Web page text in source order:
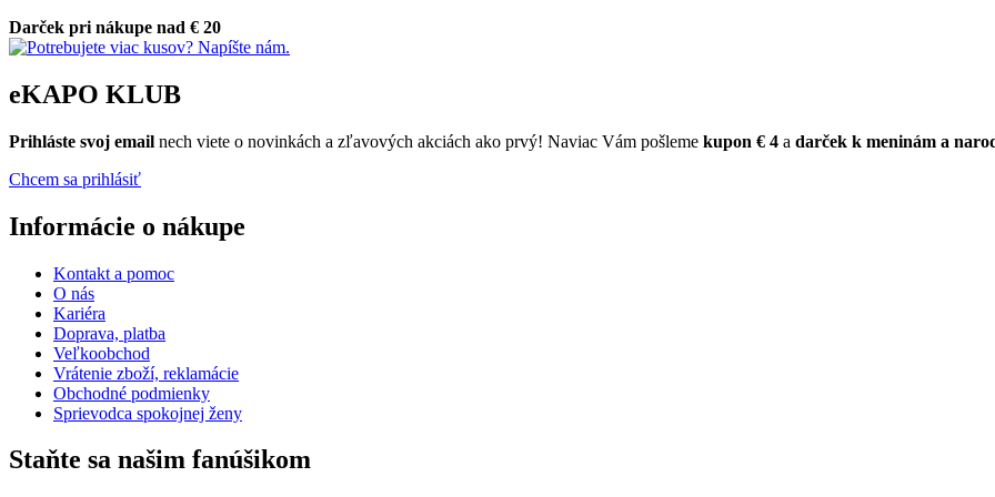
Darček pri nákupe nad € 20
eKAPO KLUB
Prihláste svoj email nech viete o novinkách a zľavových akciách ako prvý! Naviac Vám pošleme kupon € 4 a darček k meninám a
Chcem sa prihlásiť
Informácie o nákupe
Kontakt a pomoc
O nás
Kariéra
Doprava, platba
Veľkoobchod
Vrátenie zboží, reklamácie
Obchodné podmienky
Sprievodca spokojnej ženy
Staňte sa našim fanúšikom